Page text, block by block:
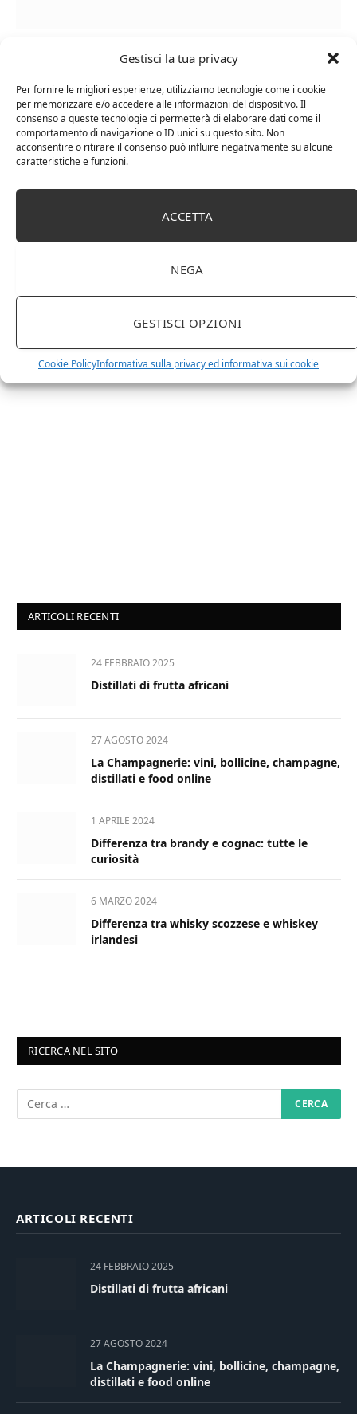
Gestisci la tua privacy
Per fornire le migliori esperienze, utilizziamo tecnologie come i cookie
per memorizzare e/o accedere alle informazioni del dispositivo. Il
consenso a queste tecnologie ci permetterà di elaborare dati come il
comportamento di navigazione o ID unici su questo sito. Non
acconsentire o ritirare il consenso può influire negativamente su alcune
caratteristiche e funzioni.
ACCETTA
NEGA
GESTISCI OPZIONI
Cookie PolicyInformativa sulla privacy ed informativa sui cookie
Le Casematte – Faro (box 6 x 0,75l) Mr. Vino Rosso
PUBBLICITÀ
Ti occupi della produzione e vendita di vini, spumanti,
Non hai un sito web o vuoi un restyling del tuo sito
Sei interessato a comparire in queste pagine?Contattaci,
sarai ricontattato al più presto.
ARTICOLI RECENTI
24 FEBBRAIO 2025
Distillati di frutta africani
27 AGOSTO 2024
La Champagnerie: vini, bollicine, champagne,
distillati e food online
1 APRILE 2024
Differenza tra brandy e cognac: tutte le
curiosità
6 MARZO 2024
Differenza tra whisky scozzese e whiskey
irlandesi
RICERCA NEL SITO
ARTICOLI RECENTI
24 FEBBRAIO 2025
Distillati di frutta africani
27 AGOSTO 2024
La Champagnerie: vini, bollicine, champagne,
distillati e food online